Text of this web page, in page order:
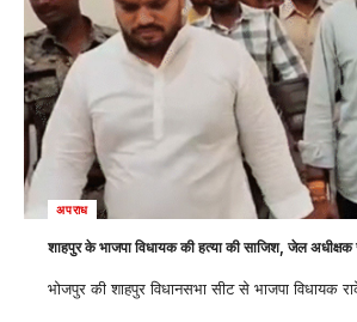
अपराध
शाहपुर के भाजपा विधायक की हत्या की साजिश, जेल
भोजपुर की शाहपुर विधानसभा सीट से भाजपा विधायक